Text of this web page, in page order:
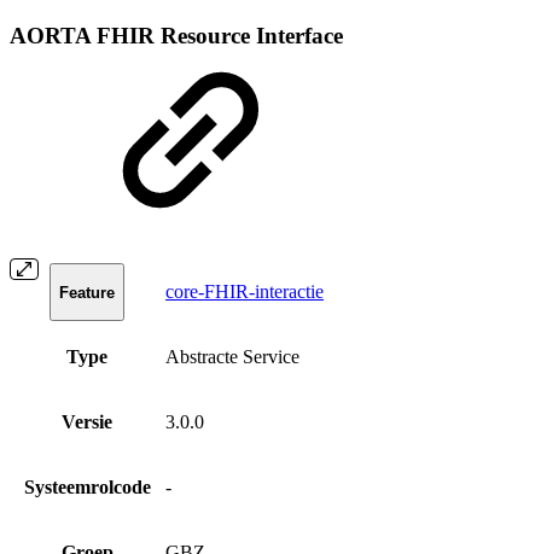
AORTA FHIR Resource Interface
Feature core-FHIR-interactie
Type Abstracte Service
Versie 3.0.0
Systeemrolcode -